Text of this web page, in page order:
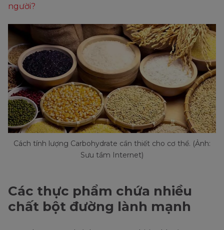
người?
Cách tính lượng Carbohydrate cần thiết cho cơ thể. (Ảnh:
Sưu tầm Internet)
Các thực phẩm chứa nhiều
chất bột đường lành mạnh